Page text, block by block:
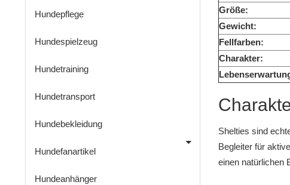
Größe:
Gewicht:
Fellfarben:
Charakter:
Shelties sind
Begleiter für
einen natürlichen
Hundepflege
Hundespielzeug
Hundetraining
Hundetransport
Hundebekleidung
Hundefanartikel
Hundeanhänger